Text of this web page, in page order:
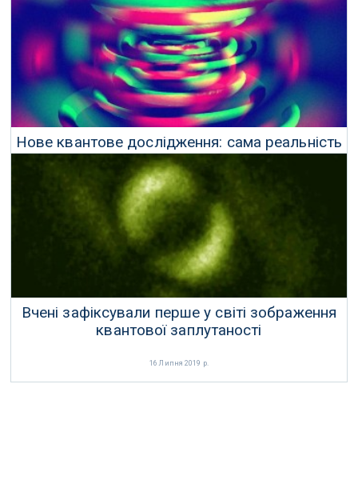
29 Червня 2019 р.
Нове квантове дослідження: сама реальність
може бути суб'єктивною
18 Листопада 2019 р.
Вчені зафіксували перше у світі зображення
квантової заплутаності
16 Липня 2019 р.